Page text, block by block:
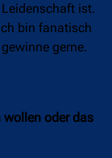
ist.
bin fanatisch
gerne.
wollen oder das